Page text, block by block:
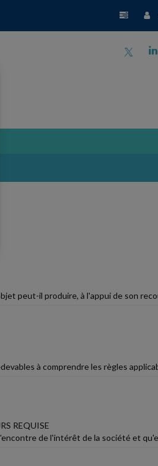
j
a
peut-il produire, à l'appui de son
à comprendre les règles
REQUISE
de l'intérêt de la société et